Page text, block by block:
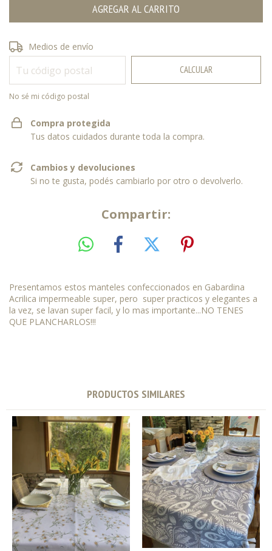
Entregas para el CP:
Medios de envío
CALCULAR
No sé mi código postal
Compra protegida
Tus datos cuidados durante toda la compra.
Cambios y devoluciones
Si no te gusta, podés cambiarlo por otro o devolverlo.
Compartir:
Presentamos estos manteles confeccionados en Gabardina
Acrilica impermeable super, pero super practicos y elegantes a
la vez, se lavan super facil, y lo mas importante...NO TENES
QUE PLANCHARLOS!!!
PRODUCTOS SIMILARES